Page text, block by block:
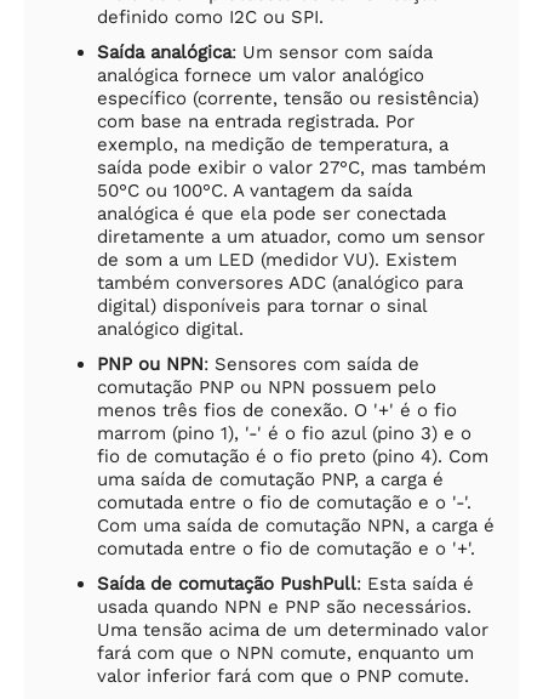
definido como I2C ou SPI.
Saída analógica: Um sensor com saída
analógica fornece um valor analógico
específico (corrente, tensão ou resistência)
com base na entrada registrada. Por
exemplo, na medição de temperatura, a
saída pode exibir o valor 27°C, mas também
50°C ou 100°C. A vantagem da saída
analógica é que ela pode ser conectada
diretamente a um atuador, como um sensor
de som a um LED (medidor VU). Existem
também conversores ADC (analógico para
digital) disponíveis para tornar o sinal
analógico digital.
PNP ou NPN: Sensores com saída de
comutação PNP ou NPN possuem pelo
menos três fios de conexão. O '+' é o fio
marrom (pino 1), '-' é o fio azul (pino 3) e o
fio de comutação é o fio preto (pino 4). Com
uma saída de comutação PNP, a carga é
comutada entre o fio de comutação e o '-'.
Com uma saída de comutação NPN, a carga é
comutada entre o fio de comutação e o '+'.
Saída de comutação PushPull: Esta saída é
usada quando NPN e PNP são necessários.
Uma tensão acima de um determinado valor
fará com que o NPN comute, enquanto um
valor inferior fará com que o PNP comute.